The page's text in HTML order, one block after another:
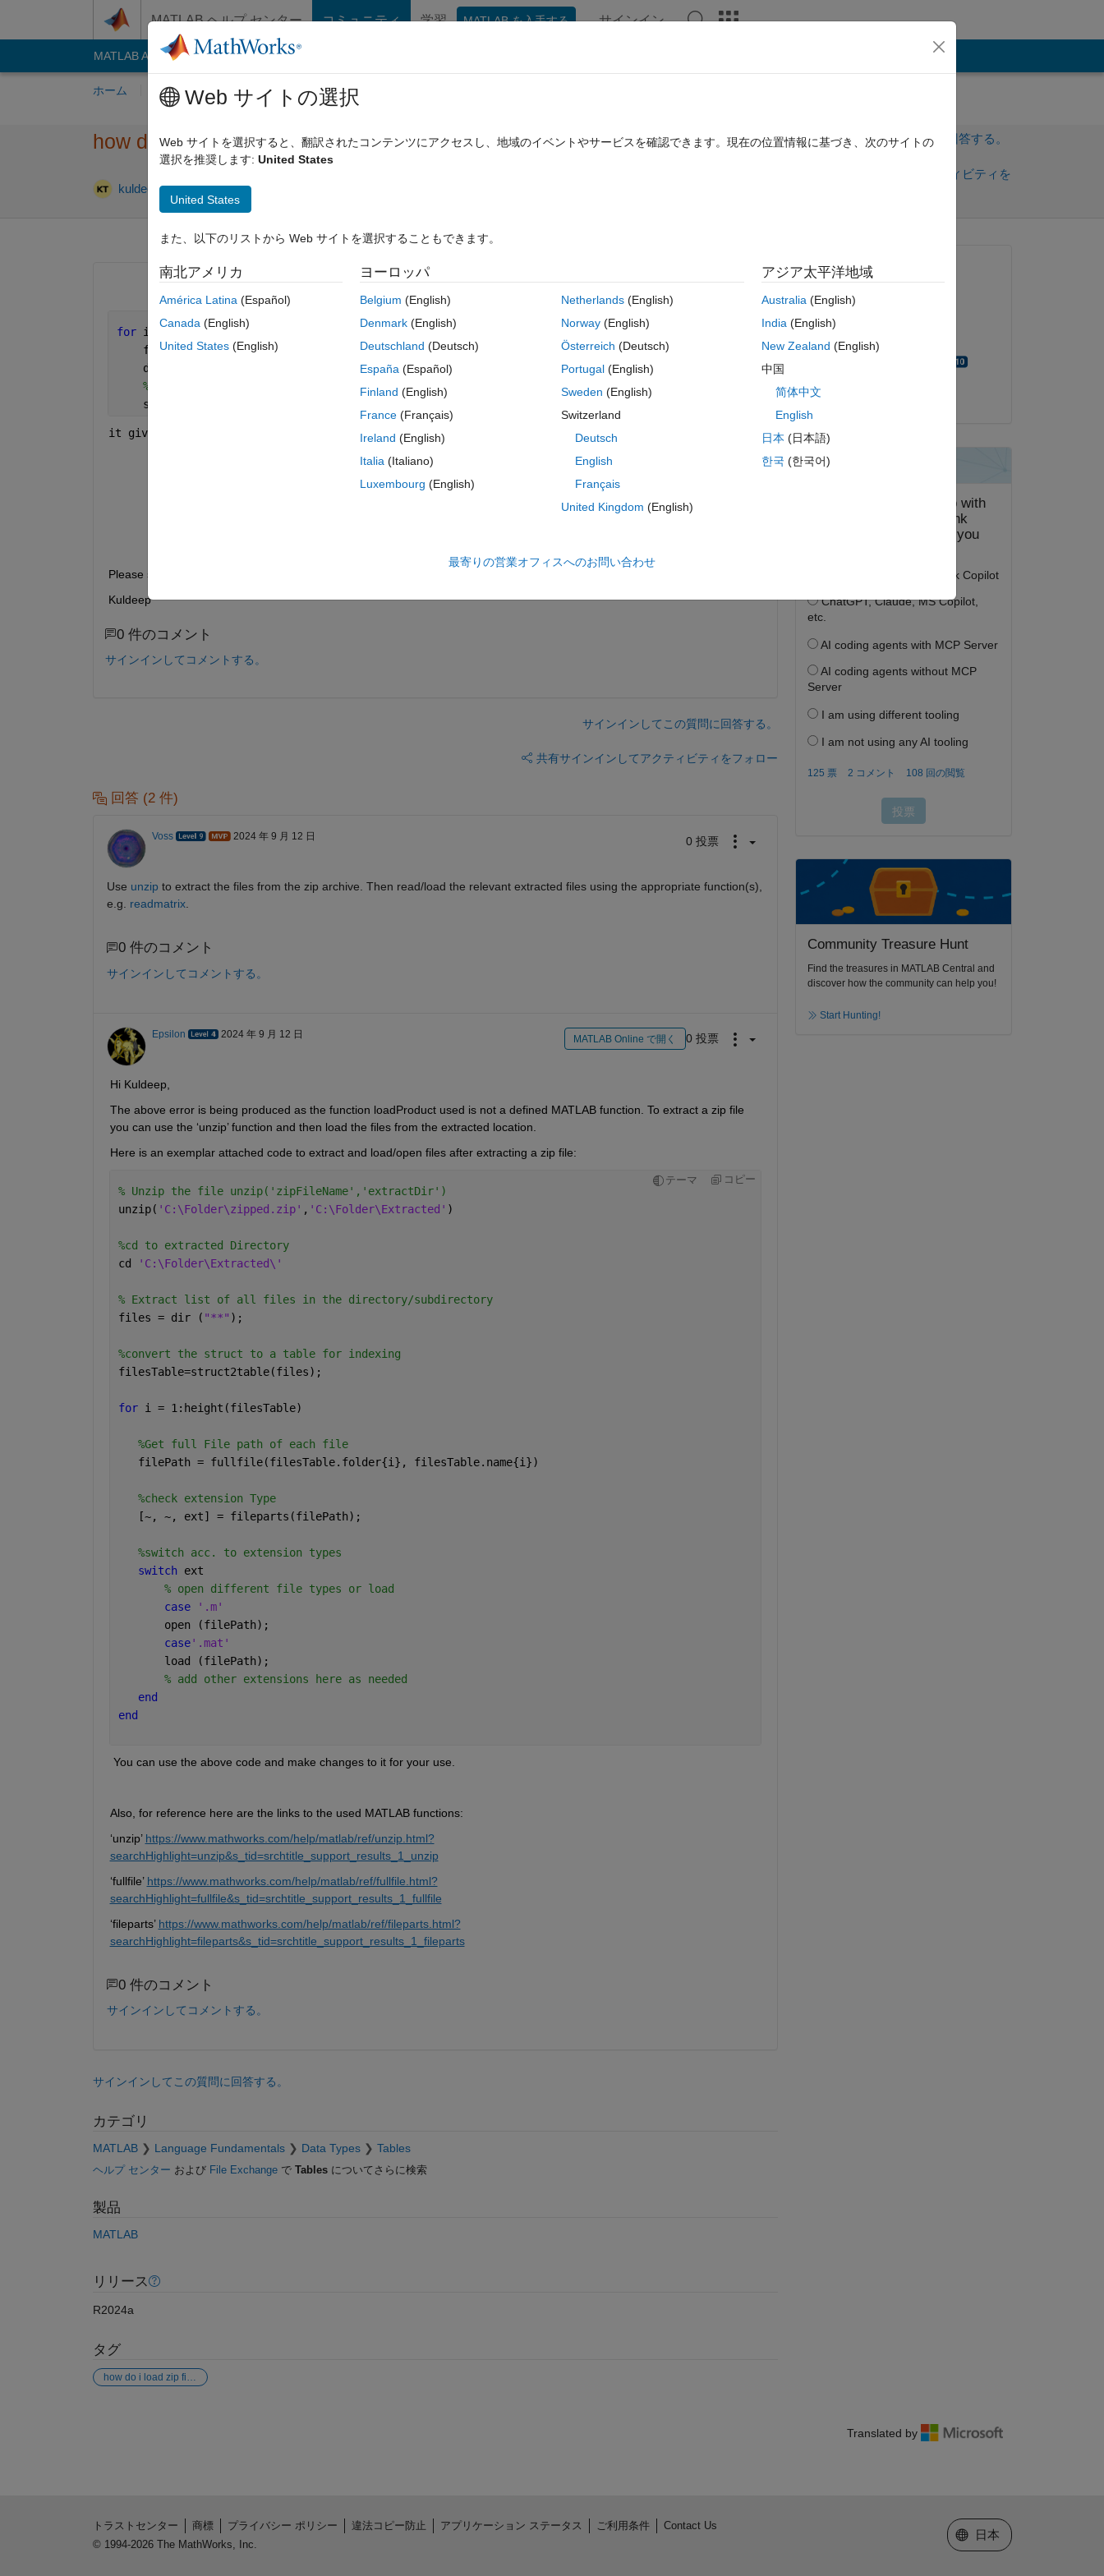
MATLAB ヘルプ センター コミュニティ 学習 MATLAB を入手する サインイン
MATLAB Answers File Exchange
ホーム 質問する 回答 閲覧 MATLAB に関する FAQ
how do I load zip file in matlab code?
kuldeep 2024 9 月 12
サインインしてこの質問に回答する。
サインインしてアクティビティを
0 投票
for i = 1:length(files)
    file = fullfile(
'c:\sar'
, files(i).name);
    disp(file);
% Load and preprocess the data
    source = loadProduct(file);
it gives following errors
c:\sar\S1A_IW_GRDH_1SDV_20240823T005527_20240823T005552_055333_06BF4D_21CD.SAFE.zip
in SAR_preprocessing>main (line 44)
% Define or replace this function with actual data loading
Please suggest me how to load zip file for further processing.
Kuldeep
0 件のコメント
サインインしてコメントする。
サインインしてこの質問に回答する。
共有サインインしてアクティビティをフォロー
回答 (2 件)
Voss 2024 年 9 月 12 日 0 投票
Use unzip to extract the files from the zip archive. Then read/load the relevant extracted files using the appropriate function(s),
e.g. readmatrix.
0 件のコメント
サインインしてコメントする。
Epsilon 2024 年 9 月 12 日 MATLAB Online で開く 0 投票
Hi Kuldeep,
The above error is being produced as the function loadProduct used is not a defined MATLAB function. To extract a zip file
you can use the ‘unzip’ function and then load the files from the extracted location.
Here is an exemplar attached code to extract and load/open files after extracting a zip file:
テーマ コピー
% Unzip the file unzip('zipFileName','extractDir')
unzip( 'C:\Folder\zipped.zip' , 'C:\Folder\Extracted' )
%cd to extracted Directory
cd
'C:\Folder\Extracted\'
% Extract list of all files in the directory/subdirectory
files = dir ( "**" );
%convert the struct to a table for indexing
filesTable=struct2table(files);
for i = 1:height(filesTable)
%Get full File path of each file
   filePath = fullfile(filesTable.folder{i}, filesTable.name{i})
%check extension Type
   [~, ~, ext] = fileparts(filePath);
%switch acc. to extension types
switch ext
% open different file types or load
case
'.m'
       open (filePath);
case'.mat'
       load (filePath);
% add other extensions here as needed
end
end
You can use the above code and make changes to it for your use.
Also, for reference here are the links to the used MATLAB functions:
‘unzip’ https://www.mathworks.com/help/matlab/ref/unzip.html?
searchHighlight=unzip&s_tid=srchtitle_support_results_1_unzip
‘fullfile’ https://www.mathworks.com/help/matlab/ref/fullfile.html?
searchHighlight=fullfile&s_tid=srchtitle_support_results_1_fullfile
‘fileparts’ https://www.mathworks.com/help/matlab/ref/fileparts.html?
searchHighlight=fileparts&s_tid=srchtitle_support_results_1_fileparts
0 件のコメント
サインインしてコメントする。
サインインしてこの質問に回答する。
カテゴリ
MATLAB Language Fundamentals Data Types Tables
ヘルプ センター および File Exchangeで Tablesについてさらに検索
製品
MATLAB
リリース
R2024a
タグ
how do i load zip file in matlab code?
質問済み:
2024 年 9 月 12 日
編集済み:
2024 年 9 月 12 日
Community Treasure Hunt
Find the treasures in MATLAB Central and
discover how the community can help you!
Start Hunting!
Translated by
Web サイトの選択
Web サイトを選択すると、翻訳されたコンテンツにアクセスし、地域のイベントやサービスを確認できます。現在の位置情報に基づき、次のサイトの
選択を推奨します: United States
United States
また、以下のリストから Web サイトを選択することもできます。
南北アメリカ
América Latina (Español)
Canada (English)
United States (English)
ヨーロッパ
Belgium (English)
Denmark (English)
Deutschland (Deutsch)
España (Español)
Finland (English)
France (Français)
Ireland (English)
Italia (Italiano)
Luxembourg (English)
Netherlands(English)
Norway(English)
Österreich (Deutsch)
Portugal(English)
Sweden (English)
Switzerland
Deutsch
English
Français
United Kingdom (English)
アジア太平洋地域
Australia(English)
India(English)
New Zealand (English)
中国
简体中文
English
日本 (日本語)
한국 (한국어)
最寄りの営業オフィスへのお問い合わせ
トラストセンター 商標 プライバシー ポリシー 違法コピー防止 アプリケーション ステータス ご利用条件
Contact Us
© 1994-2026 The MathWorks, Inc.
Web サイトの選択
日本